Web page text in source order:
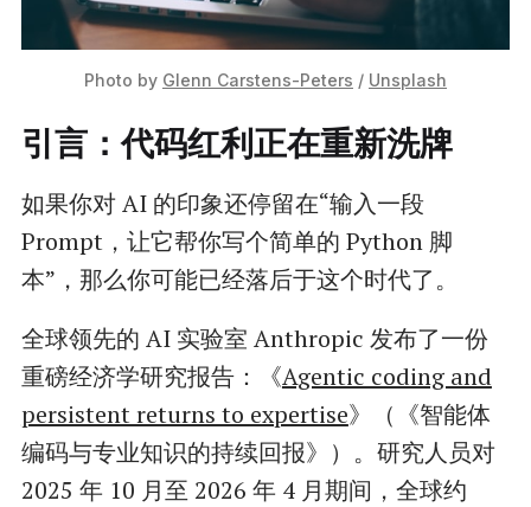
Photo by Glenn Carstens-Peters / Unsplash
引言：代码红利正在重新洗牌
如果你对 AI 的印象还停留在“输入一段
Prompt，让它帮你写个简单的 Python 脚
本”，那么你可能已经落后于这个时代了。
全球领先的 AI 实验室 Anthropic 发布了一份
重磅经济学研究报告：《Agentic coding and
persistent returns to expertise》（《智能体
编码与专业知识的持续回报》）。研究人员对
2025 年 10 月至 2026 年 4 月期间，全球约